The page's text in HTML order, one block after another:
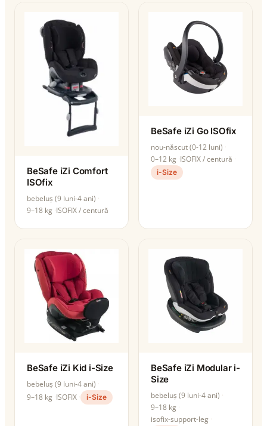
BeSafe iZi Comfort
ISOfix
bebeluș (9 luni-4 ani)
9–18 kg ISOFIX / centură
BeSafe iZi Go ISOfix
nou-născut (0-12 luni)
0–12 kg ISOFIX / centură
i-Size
BeSafe iZi Kid i-Size
bebeluș (9 luni-4 ani)
9–18 kg ISOFIX i-Size
BeSafe iZi Modular i-
Size
bebeluș (9 luni-4 ani)
9–18 kg
isofix-support-leg